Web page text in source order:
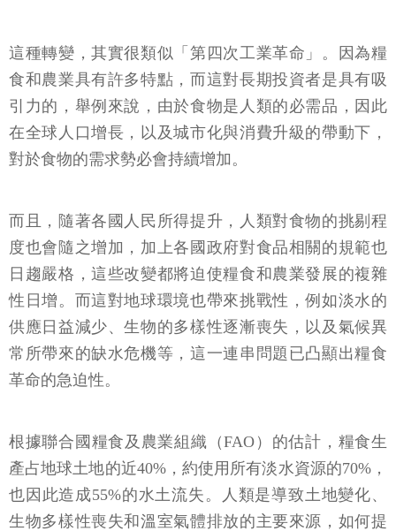
這種轉變，其實很類似「第四次工業革命」。因為糧
食和農業具有許多特點，而這對長期投資者是具有吸
引力的，舉例來說，由於食物是人類的必需品，因此
在全球人口增長，以及城市化與消費升級的帶動下，
對於食物的需求勢必會持續增加。
而且，隨著各國人民所得提升，人類對食物的挑剔程
度也會隨之增加，加上各國政府對食品相關的規範也
日趨嚴格，這些改變都將迫使糧食和農業發展的複雜
性日增。而這對地球環境也帶來挑戰性，例如淡水的
供應日益減少、生物的多樣性逐漸喪失，以及氣候異
常所帶來的缺水危機等，這一連串問題已凸顯出糧食
革命的急迫性。
根據聯合國糧食及農業組織（FAO）的估計，糧食生
產占地球土地的近40%，約使用所有淡水資源的70%，
也因此造成55%的水土流失。人類是導致土地變化、
生物多樣性喪失和溫室氣體排放的主要來源，如何提